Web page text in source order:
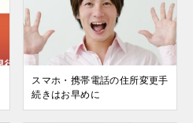
スマホ・携帯電話の住所変更手
続きはお早めに